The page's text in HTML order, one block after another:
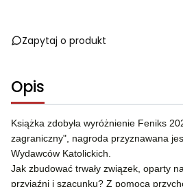
Zapytaj o produkt
Opis
Książka zdobyła wyróżnienie Feniks
zagraniczny", nagroda przyznawana
Wydawców Katolickich.
Jak zbudować trwały związek, oparty
przyjaźni i szacunku? Z pomocą